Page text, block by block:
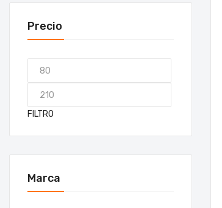
Precio
FILTRO
Marca